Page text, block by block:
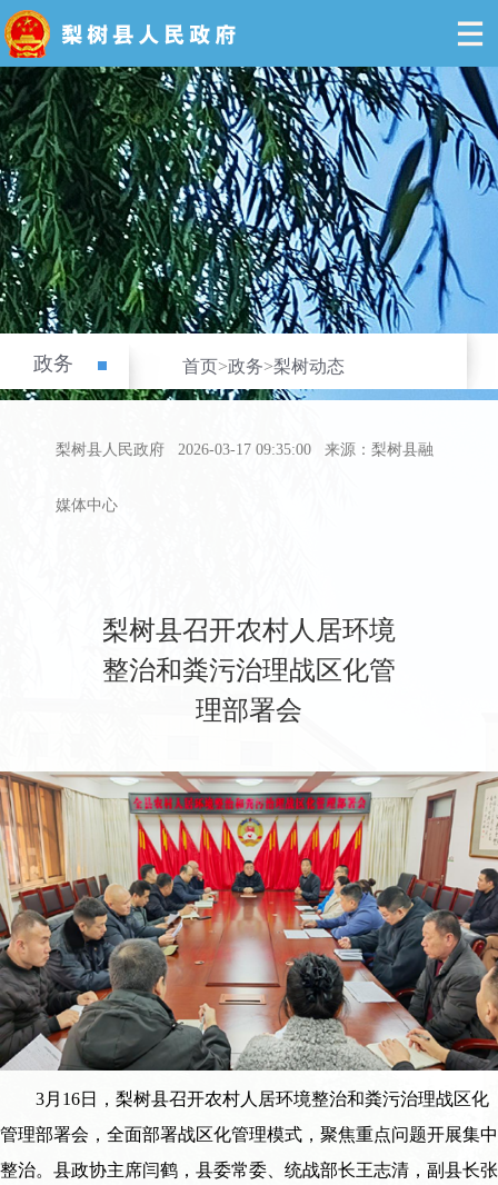
政务 首页>政务>梨树动态
梨树县人民政府 2026-03-17 09:35:00 来源：梨树县融
媒体中心
梨树县召开农村人居环境
整治和粪污治理战区化管
理部署会
3月16日，梨树县召开农村人居环境整治和粪污治理战区化
管理部署会，全面部署战区化管理模式，聚焦重点问题开展集中
整治。县政协主席闫鹤，县委常委、统战部长王志清，副县长张